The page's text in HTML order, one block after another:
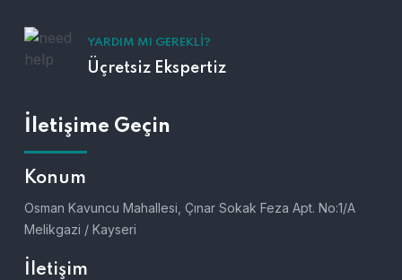
YARDIM MI GEREKLI?
Üçretsiz Ekspertiz
İletişime Geçin
Konum
Osman Kavuncu Mahallesi, Çınar Sokak Feza Apt. No:1/A
Melikgazi / Kayseri
İletişim